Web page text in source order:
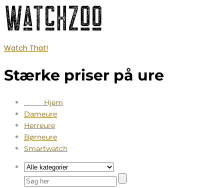
Watch That!
Stærke priser på ure
Hjem
Dameure
Herreure
Børneure
Smartwatch